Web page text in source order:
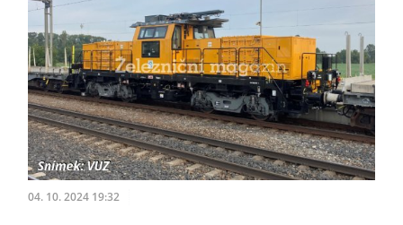
04. 10. 2024 19:32